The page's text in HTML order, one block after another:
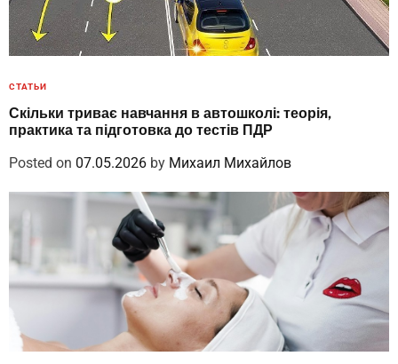
СТАТЬИ
Скільки триває навчання в автошколі: теорія,
практика та підготовка до тестів ПДР
Posted on 07.05.2026 by Михаил Михайлов